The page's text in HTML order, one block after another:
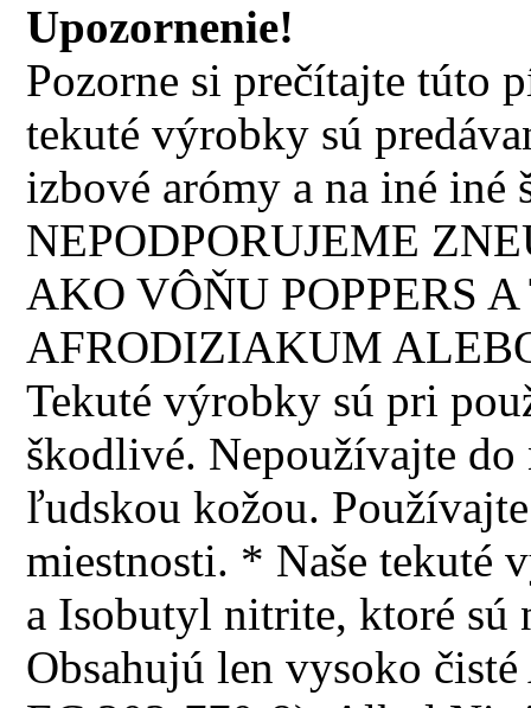
Upozornenie!
Pozorne si prečítajte túto
tekuté výrobky sú
izbové arómy a na iné iné
NEPODPORUJEME
AKO VÔŇU POPPERS
AFRODIZIAKUM
Tekuté výrobky sú pri
škodlivé. Nepoužívajte
ľudskou kožou.
miestnosti. * Naše tekuté
a Isobutyl nitrite, ktoré sú
Obsahujú len vysoko